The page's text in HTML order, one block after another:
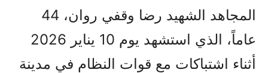
المجاهد الشهيد رضا وقفي روان، 44
عاماً، الذي استشهد يوم 10 يناير 2026
أثناء اشتباكات مع قوات النظام في مدينة